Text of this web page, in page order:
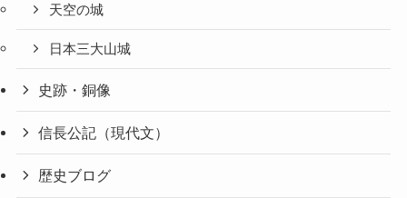
天空の城
日本三大山城
史跡・銅像
信長公記（現代文）
歴史ブログ